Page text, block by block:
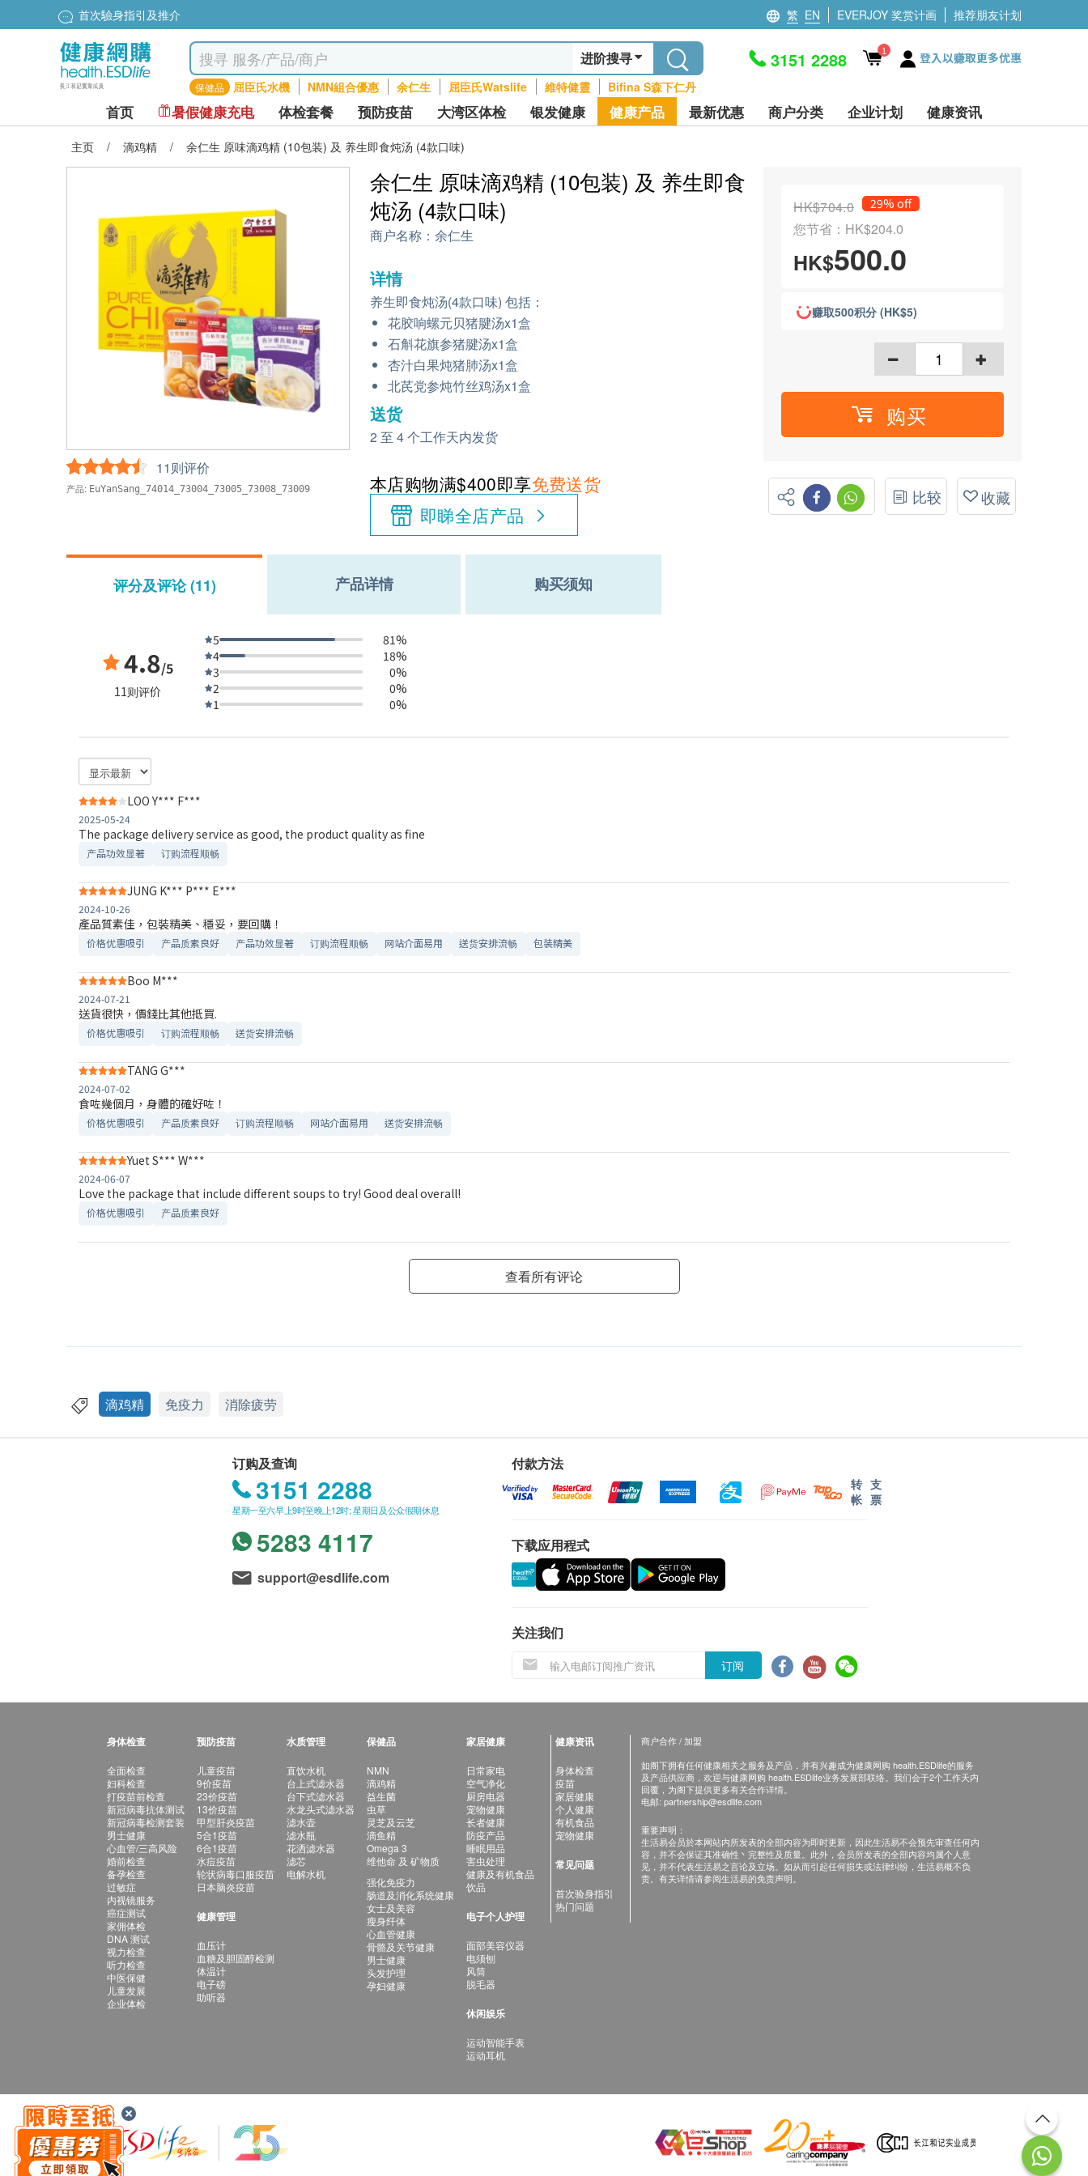
首次驗身指引及推介 繁 EN EVERJOY 奖赏计画 推荐朋友计划
进阶搜寻
保健品 屈臣氏水機 NMN組合優惠 余仁生 屈臣氏Watslife 維特健靈 Bifina S森下仁丹
3151 2288 1 登入以赚取更多优惠
首页 暑假健康充电 体检套餐 预防疫苗 大湾区体检 银发健康 健康产品 最新优惠 商户分类 企业计划 健康资讯
主页 / 滴鸡精 / 余仁生 原味滴鸡精 (10包装) 及 养生即食炖汤 (4款口味)
11则评价
产品: EuYanSang_74014_73004_73005_73008_73009
余仁生 原味滴鸡精 (10包装) 及 养生即食
炖汤 (4款口味)
商户名称： 余仁生
详情
养生即食炖汤(4款口味) 包括：
花胶响螺元贝猪腱汤x1盒
石斛花旗参猪腱汤x1盒
杏汁白果炖猪肺汤x1盒
北芪党参炖竹丝鸡汤x1盒
送货
2 至 4 个工作天内发货
本店购物满$400即享免费送货
即睇全店产品
HK$704.0 29% off
您节省：HK$204.0
HK$500.0
赚取500积分 (HK$5)
购买
比较 收藏
评分及评论 (11) 产品详情 购买须知
4.8/5
11则评价
5
81%
4
18%
3
0%
2
0%
1
0%
LOO Y*** F***
2025-05-24
The package delivery service as good, the product quality as fine
产品功效显著 订购流程顺畅
JUNG K*** P*** E***
2024-10-26
產品質素佳，包裝精美、穩妥，要回購！
价格优惠吸引 产品质素良好 产品功效显著 订购流程顺畅 网站介面易用 送货安排流畅 包装精美
Boo M***
2024-07-21
送貨很快，價錢比其他抵買.
价格优惠吸引 订购流程顺畅 送货安排流畅
TANG G***
2024-07-02
食咗幾個月，身體的確好咗！
价格优惠吸引 产品质素良好 订购流程顺畅 网站介面易用 送货安排流畅
Yuet S*** W***
2024-06-07
Love the package that include different soups to try! Good deal overall!
价格优惠吸引 产品质素良好
查看所有评论
滴鸡精 免疫力 消除疲劳
订购及查询
3151 2288
星期一至六早上9时至晚上12时; 星期日及公众假期休息
5283 4117
support@esdlife.com
付款方法
转
帐
支
票
下载应用程式
关注我们
订阅
身体检查
全面检查
妇科检查
打疫苗前检查
新冠病毒抗体测试
新冠病毒检测套装
男士健康
心血管/三高风险
婚前检查
备孕检查
过敏症
内视镜服务
癌症测试
家佣体检
DNA 测试
视力检查
听力检查
中医保健
儿童发展
企业体检
预防疫苗
儿童疫苗
9价疫苗
23价疫苗
13价疫苗
甲型肝炎疫苗
5合1疫苗
6合1疫苗
水痘疫苗
轮状病毒口服疫苗
日本脑炎疫苗
健康管理
血压计
血糖及胆固醇检测
体温计
电子磅
助听器
水质管理
直饮水机
台上式滤水器
台下式滤水器
水龙头式滤水器
滤水壶
滤水瓶
花洒滤水器
滤芯
电解水机
保健品
NMN
滴鸡精
益生菌
虫草
灵芝及云芝
滴鱼精
Omega 3
维他命 及 矿物质
强化免疫力
肠道及消化系统健康
女士及美容
瘦身纤体
心血管健康
骨骼及关节健康
男士健康
头发护理
孕妇健康
家居健康
日常家电
空气净化
厨房电器
宠物健康
长者健康
防疫产品
睡眠用品
害虫处理
健康及有机食品
饮品
电子个人护理
面部美容仪器
电须刨
风筒
脱毛器
休闲娱乐
运动智能手表
运动耳机
健康资讯
身体检查
疫苗
家居健康
个人健康
有机食品
宠物健康
常见问题
首次验身指引
热门问题
商户合作 / 加盟
如阁下拥有任何健康相关之服务及产品，并有兴趣成为健康网购 health.ESDlife的服务
及产品供应商，欢迎与健康网购 health.ESDlife业务发展部联络。我们会于2个工作天内
回覆，为阁下提供更多有关合作详情。
电邮: partnership@esdlife.com
重要声明：
生活易会员於本网站内所发表的全部内容为即时更新，因此生活易不会预先审查任何内
容，并不会保证其准确性丶完整性及质量。此外，会员所发表的全部内容均属个人意
见，并不代表生活易之言论及立场。如从而引起任何损失或法律纠纷，生活易概不负
责。有关详情请参阅生活易的免责声明。